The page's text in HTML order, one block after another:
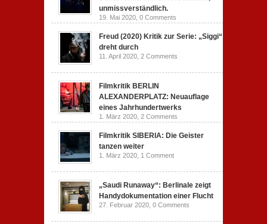
unmissverständlich.
19. Mai 2020, 0 Comments
Freud (2020) Kritik zur Serie: „Siggi“
dreht durch
11. April 2020, 2 Comments
Filmkritik BERLIN
ALEXANDERPLATZ: Neuauflage
eines Jahrhundertwerks
1. März 2020, 2 Comments
Filmkritik SIBERIA: Die Geister
tanzen weiter
1. März 2020, 1 Comment
„Saudi Runaway“: Berlinale zeigt
Handydokumentation einer Flucht
27. Februar 2020, 0 Comments